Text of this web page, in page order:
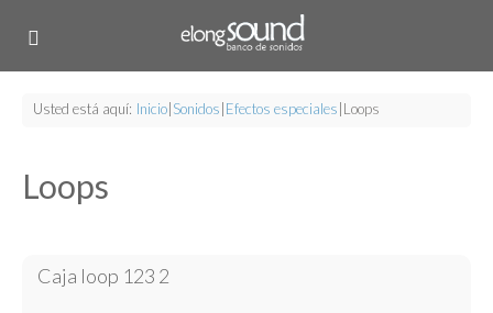
Usted está aquí: Inicio Sonidos Efectos especiales Loops
Loops
Caja loop 123 2